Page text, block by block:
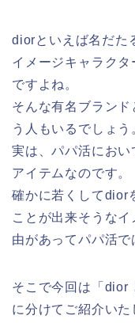
diorといえば名だた
イメージキャラク
ですよね。
そんな有名ブラン
う人もいるでしょう
実は、パパ活にお
アイテムなのです。
確かに若くしてdior
ことが出来そうな
由があってパパ活
そこで今回は「dior
に分けてご紹介いた